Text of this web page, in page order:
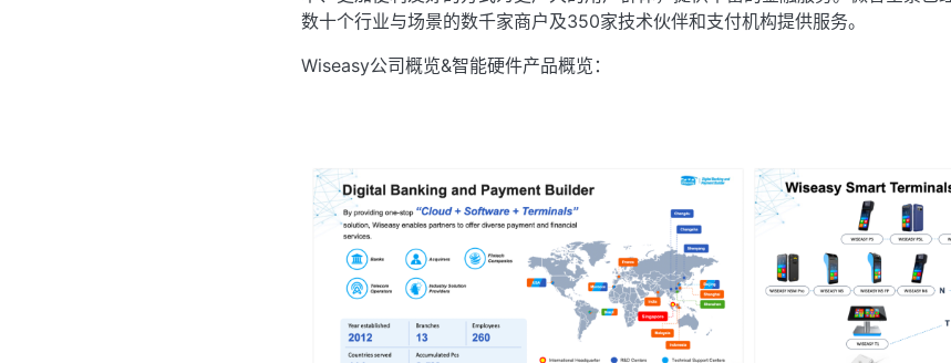
数十个行业与场景的数千家商户及350家技术伙伴和支付机构提供服务。
Wiseasy公司概览&智能硬件产品概览：